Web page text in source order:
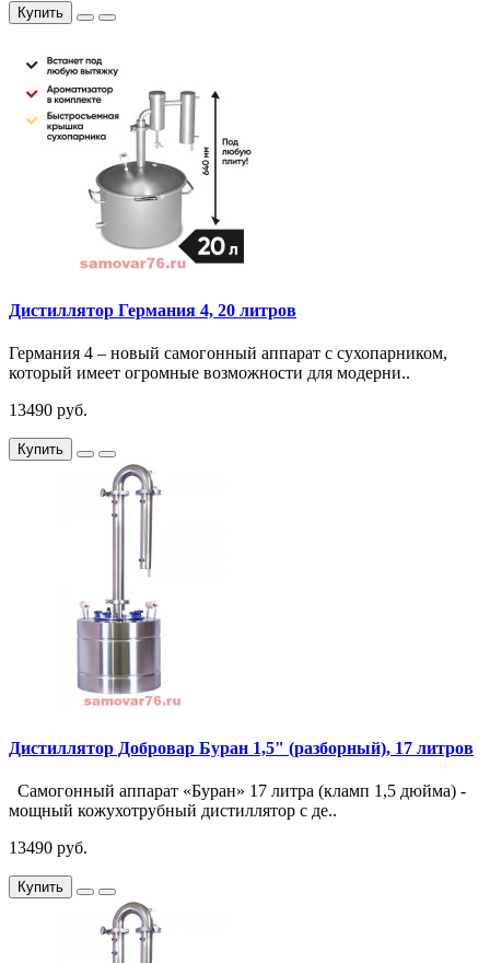
Купить
Дистиллятор Германия 4, 20 литров
Германия 4 – новый самогонный аппарат с сухопарником,
который имеет огромные возможности для модерни..
13490 руб.
Купить
Дистиллятор Добровар Буран 1,5" (разборный), 17 литров
Самогонный аппарат «Буран» 17 литра (кламп 1,5 дюйма) -
мощный кожухотрубный дистиллятор с де..
13490 руб.
Купить